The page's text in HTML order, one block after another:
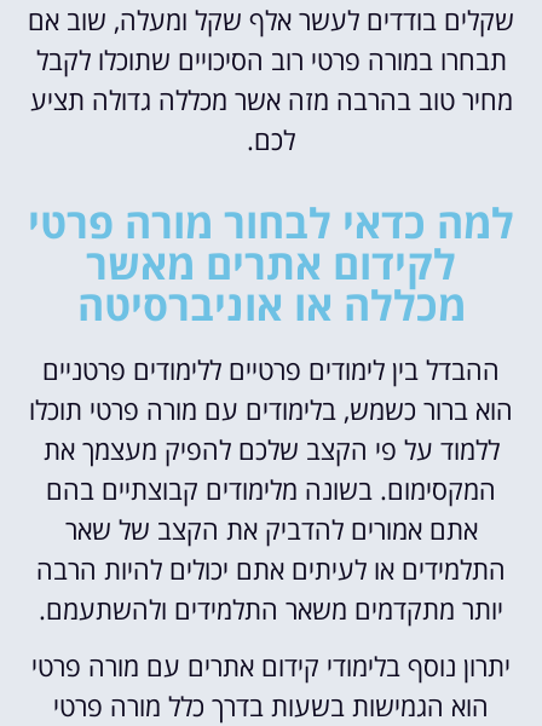
שקלים בודדים לעשר אלף שקל ומעלה, שוב אם
תבחרו במורה פרטי רוב הסיכויים שתוכלו לקבל
מחיר טוב בהרבה מזה אשר מכללה גדולה תציע
לכם.
למה כדאי לבחור מורה פרטי
לקידום אתרים מאשר
מכללה או אוניברסיטה
ההבדל בין לימודים פרטיים ללימודים פרטניים
הוא ברור כשמש, בלימודים עם מורה פרטי תוכלו
ללמוד על פי הקצב שלכם להפיק מעצמך את
המקסימום. בשונה מלימודים קבוצתיים בהם
אתם אמורים להדביק את הקצב של שאר
התלמידים או לעיתים אתם יכולים להיות הרבה
יותר מתקדמים משאר התלמידים ולהשתעמם.
יתרון נוסף בלימודי קידום אתרים עם מורה פרטי
הוא הגמישות בשעות בדרך כלל מורה פרטי